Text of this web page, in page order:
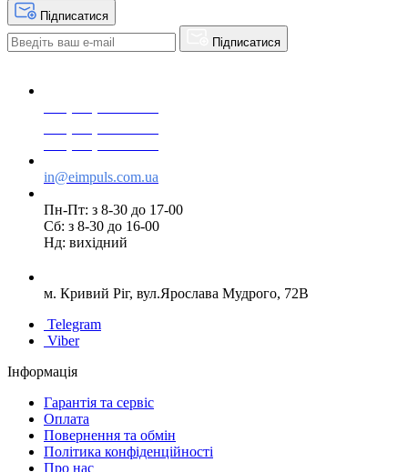
Підписатися
Підписатися
in@eimpuls.com.ua
Пн-Пт: з 8-30 до 17-00
Сб: з 8-30 до 16-00
Нд: вихідний
м. Кривий Ріг, вул.Ярослава Мудрого, 72В
Telegram
Viber
Інформація
Гарантія та сервіс
Оплата
Повернення та обмін
Політика конфіденційності
Про нас